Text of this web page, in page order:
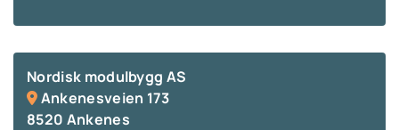
Nordisk modulbygg AS
 Ankenesveien 173
8520 Ankenes